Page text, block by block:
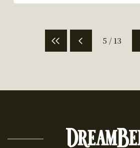
5 / 13